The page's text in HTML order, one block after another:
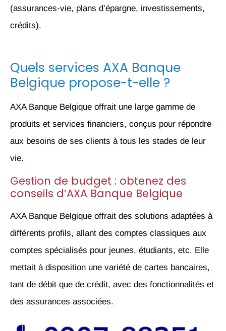
(assurances-vie, plans d’épargne, investissements,
crédits).
Quels services AXA Banque
Belgique propose-t-elle ?
AXA Banque Belgique offrait une large gamme de
produits et services financiers, conçus pour répondre
aux besoins de ses clients à tous les stades de leur
vie.
Gestion de budget : obtenez des
conseils d’AXA Banque Belgique
AXA Banque Belgique offrait des solutions adaptées à
différents profils, allant des comptes classiques aux
comptes spécialisés pour jeunes, étudiants, etc. Elle
mettait à disposition une variété de cartes bancaires,
tant de débit que de crédit, avec des fonctionnalités et
des assurances associées.